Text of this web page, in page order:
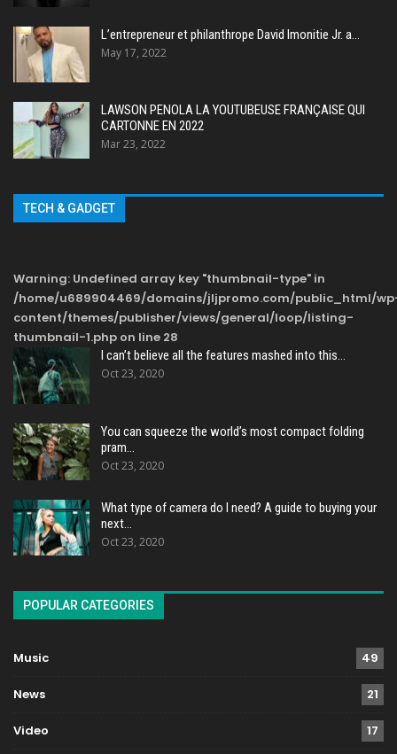
L’entrepreneur et philanthrope David Imonitie Jr. a…
May 17, 2022
LAWSON PENOLA LA YOUTUBEUSE FRANÇAISE QUI
CARTONNE EN 2022
Mar 23, 2022
TECH & GADGET
Warning: Undefined array key "thumbnail-type" in
/home/u689904469/domains/jljpromo.com/public_html/
content/themes/publisher/views/general/loop/listing-
thumbnail-1.php on line 28
I can’t believe all the features mashed into this…
Oct 23, 2020
You can squeeze the world’s most compact folding
pram…
Oct 23, 2020
What type of camera do I need? A guide to buying your
next…
Oct 23, 2020
POPULAR CATEGORIES
Music 49
News 21
Video 17